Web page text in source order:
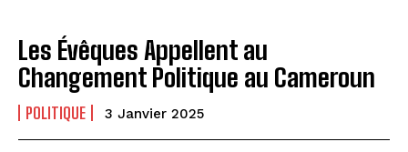
Les Évêques Appellent au
Changement Politique au Cameroun
POLITIQUE 3 Janvier 2025